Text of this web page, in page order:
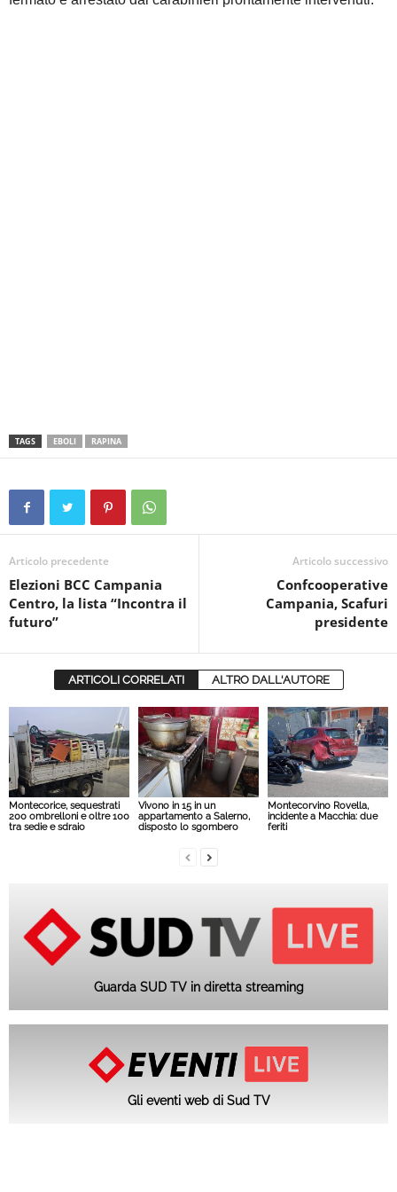
TAGS EBOLI RAPINA
Articolo precedente
Elezioni BCC Campania
Centro, la lista “Incontra il
futuro”
Articolo successivo
Confcooperative
Campania, Scafuri
presidente
ARTICOLI CORRELATI ALTRO DALL'AUTORE
Montecorice, sequestrati
200 ombrelloni e oltre 100
tra sedie e sdraio
Vivono in 15 in un
appartamento a Salerno,
disposto lo sgombero
Montecorvino Rovella,
incidente a Macchia: due
feriti
Guarda SUD TV in diretta streaming
Gli eventi web di Sud TV